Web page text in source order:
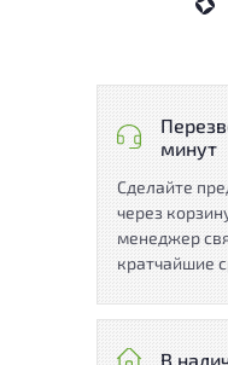
минут
Сделайте
через
менеджер
кратчайшие
В